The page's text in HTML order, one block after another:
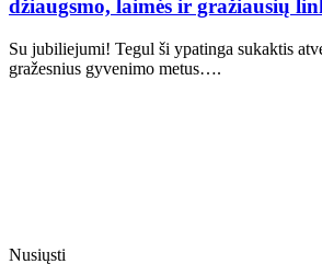
džiaugsmo, laimės ir gražiausių
Su jubiliejumi! Tegul ši ypatinga sukaktis
gražesnius gyvenimo metus….
Nusiųsti